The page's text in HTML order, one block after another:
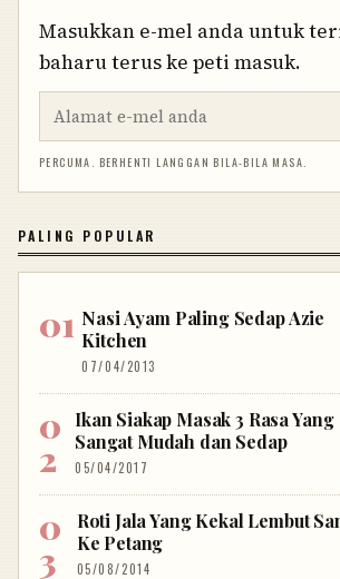
Masukkan e-mel anda untuk
baharu terus ke peti masuk.
PERCUMA. BERHENTI LANGGAN BILA-BILA MASA.
PALING POPULAR
Nasi Ayam Paling Sedap Azie
Kitchen
07/04/2013
Ikan Siakap Masak 3 Rasa Yang
Sangat Mudah dan Sedap
05/04/2017
Roti Jala Yang Kekal Lembut
Ke Petang
05/08/2014